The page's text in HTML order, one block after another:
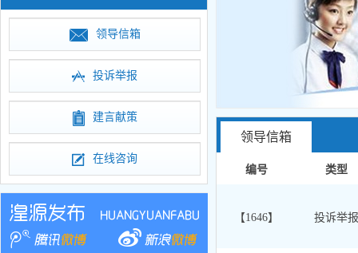
领导信箱
投诉举报
建言献策
在线咨询
领导信箱
编号 类型
【1646】 投诉举报